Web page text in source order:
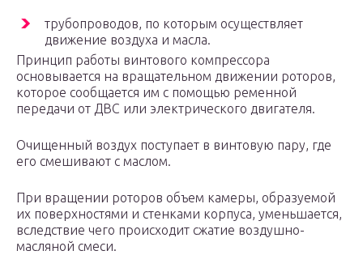
трубопроводов, по которым осуществляет
движение воздуха и масла.
Принцип работы винтового компрессора
основывается на вращательном движении роторов,
которое сообщается им с помощью ременной
передачи от ДВС или электрического двигателя.
Очищенный воздух поступает в винтовую пару, где
его смешивают с маслом.
При вращении роторов объем камеры, образуемой
их поверхностями и стенками корпуса, уменьшается,
вследствие чего происходит сжатие воздушно-
масляной смеси.